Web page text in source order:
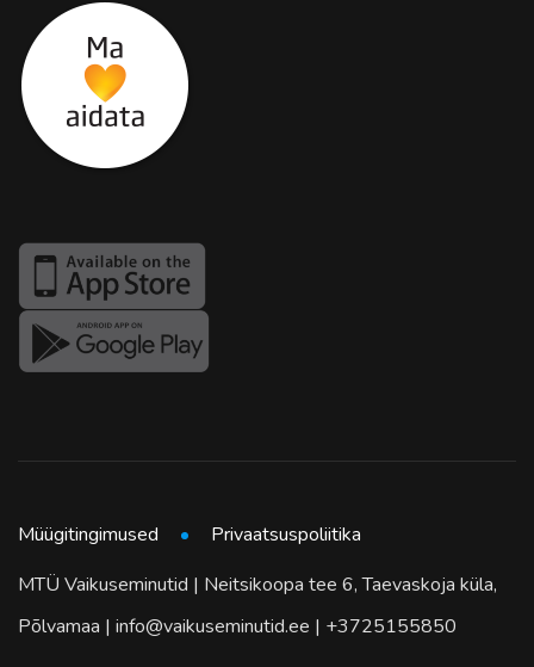
MTÜ Vaikuseminutid | Neitsikoopa tee 6, Taevaskoja küla,
Põlvamaa | info@vaikuseminutid.ee | +3725155850
Müügitingimused Privaatsuspoliitika